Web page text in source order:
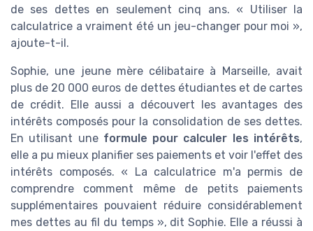
de ses dettes en seulement cinq ans. « Utiliser la
calculatrice a vraiment été un jeu-changer pour moi »,
ajoute-t-il.
Sophie, une jeune mère célibataire à Marseille, avait
plus de 20 000 euros de dettes étudiantes et de cartes
de crédit. Elle aussi a découvert les avantages des
intérêts composés pour la consolidation de ses dettes.
En utilisant une formule pour calculer les intérêts,
elle a pu mieux planifier ses paiements et voir l'effet des
intérêts composés. « La calculatrice m'a permis de
comprendre comment même de petits paiements
supplémentaires pouvaient réduire considérablement
mes dettes au fil du temps », dit Sophie. Elle a réussi à